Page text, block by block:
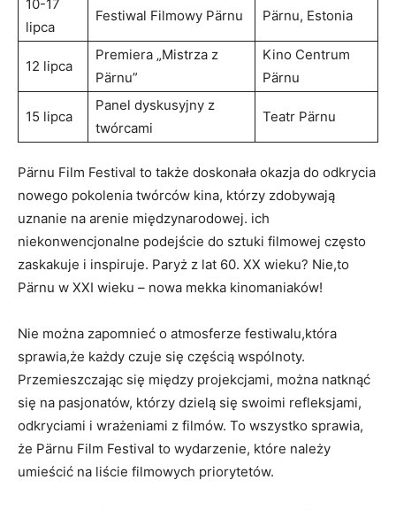
10-17
lipca
Festiwal Filmowy Pärnu Pärnu, Estonia
12 ⁢lipca
Premiera „Mistrza z
Pärnu”
Kino Centrum
Pärnu
15 ⁢lipca
Panel dyskusyjny z​
twórcami
Teatr Pärnu
Pärnu ⁤Film‌ Festival to⁣ także doskonała okazja do ⁢odkrycia
⁣nowego pokolenia twórców kina, którzy zdobywają
uznanie na arenie międzynarodowej. ich‌
niekonwencjonalne podejście do sztuki ⁢filmowej często
zaskakuje ‌i inspiruje. Paryż z lat 60. XX wieku? Nie,to
Pärnu w XXI wieku – nowa mekka kinomaniaków!
Nie ⁤można⁤ zapomnieć o⁢ atmosferze festiwalu,która
sprawia,że każdy czuje ‍się‍ częścią wspólnoty.
Przemieszczając‍ się między projekcjami, można natknąć
się na ⁣pasjonatów, którzy‌ dzielą się swoimi refleksjami,
odkryciami i wrażeniami z filmów. ​To wszystko sprawia,
że Pärnu Film Festival to wydarzenie, które należy
umieścić⁤ na liście filmowych‌ priorytetów.